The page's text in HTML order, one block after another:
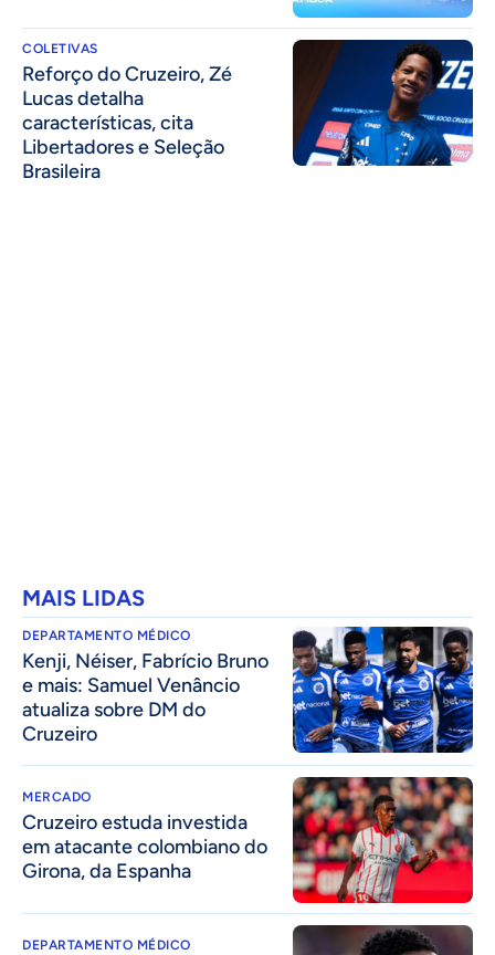
COLETIVAS
⁠Reforço do Cruzeiro, Zé
Lucas detalha
características, cita
Libertadores e Seleção
Brasileira
MAIS LIDAS
DEPARTAMENTO MÉDICO
Kenji, Néiser, Fabrício Bruno
e mais: Samuel Venâncio
atualiza sobre DM do
Cruzeiro
MERCADO
Cruzeiro estuda investida
em atacante colombiano do
Girona, da Espanha
DEPARTAMENTO MÉDICO